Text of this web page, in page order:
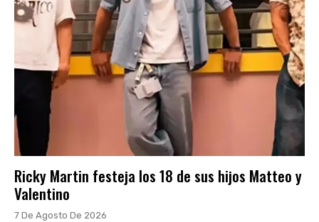
Ricky Martin festeja los 18 de sus hijos Matteo y
Valentino
7 De Agosto De 2026